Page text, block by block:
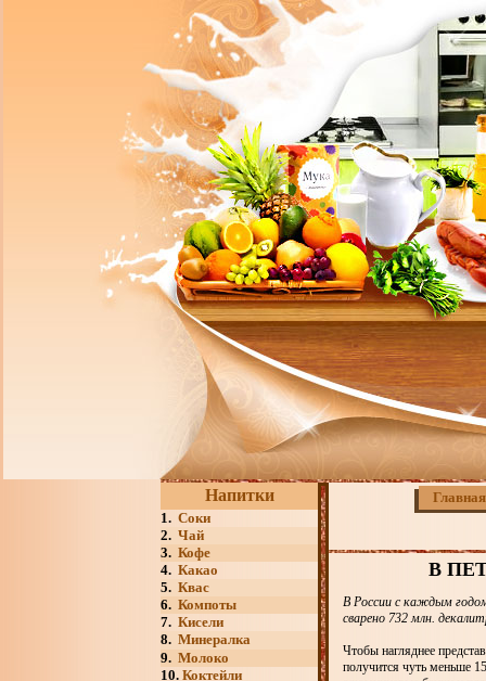
Напитки
1. Соки
2. Чай
3. Кофе
4. Какао
5. Квас
6. Компоты
7. Кисели
8. Минералка
9. Молоко
10. Коктейли
Главная
В
В России с каждым
сварено 732 млн.
Чтобы нагляднее
получится чуть меньше